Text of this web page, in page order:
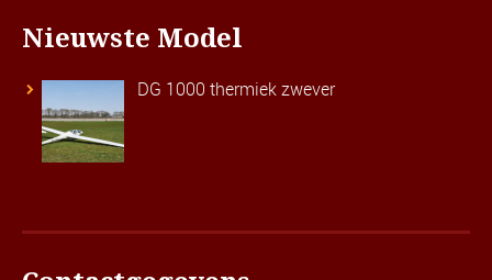
Nieuwste Model
DG 1000 thermiek zwever